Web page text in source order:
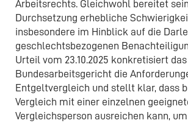
Arbeitsrechts. Gleichwohl bereitet
Durchsetzung erhebliche
insbesondere im Hinblick auf die
geschlechtsbezogenen
Urteil vom 23.10.2025 konkretisiert das
Bundesarbeitsgericht die
Entgeltvergleich und stellt klar, dass
Vergleich mit einer einzelnen
Vergleichsperson ausreichen kann,